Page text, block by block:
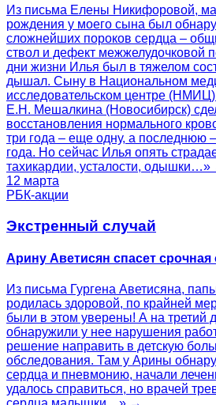
Из письма Елены Никифоровой,
рождения у моего сына был
сложнейших пороков сердца –
ствол и дефект межжелудочковой
дни жизни Илья был в тяжелом
дышал. Сыну в Национальном
исследовательском центре
Е.Н. Мешалкина (Новосибирск)
восстановления нормального
три года – еще одну, а последнюю
года. Но сейчас Илья опять
тахикардии, усталости, одышки…»
12 марта
РБК-акции
Экстренный случай
Арину Аветисян спасет
Из письма Гургена Аветисяна,
родилась здоровой, по крайней
были в этом уверены! А на третий
обнаружили у нее нарушения
решение направить в детскую
обследования. Там у Арины
сердца и пневмонию, начали
удалось справиться, но врачей